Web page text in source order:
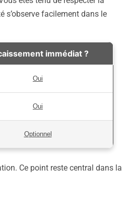
s’observe facilement dans le
immédiat ?
Oui
Oui
Optionnel
Ce point reste central dans la